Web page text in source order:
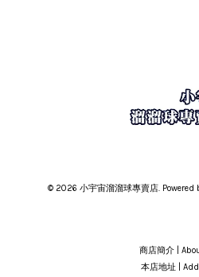
© 2026 小宇宙溜溜球專賣店. Powered
商店簡介 |
本店地址 |